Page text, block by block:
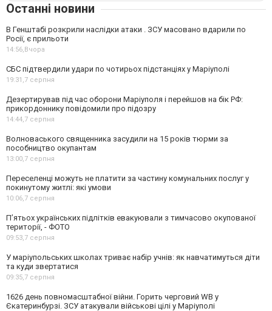
Останні новини
В Генштабі розкрили наслідки атаки . ЗСУ масовано вдарили по
Росії, є прильоти
14:56,Вчора
СБС підтвердили удари по чотирьох підстанціях у Маріуполі
19:31,7 серпня
Дезертирував під час оборони Маріуполя і перейшов на бік РФ:
прикордоннику повідомили про підозру
14:44,7 серпня
Волноваського священника засудили на 15 років тюрми за
пособництво окупантам
13:00,7 серпня
Переселенці можуть не платити за частину комунальних послуг у
покинутому житлі: які умови
10:06,7 серпня
П’ятьох українських підлітків евакуювали з тимчасово окупованої
території, - ФОТО
09:53,7 серпня
У маріупольських школах триває набір учнів: як навчатимуться діти
та куди звертатися
09:35,7 серпня
1626 день повномасштабної війни. Горить черговий WB у
Єкатеринбурзі. ЗСУ атакували військові цілі у Маріуполі